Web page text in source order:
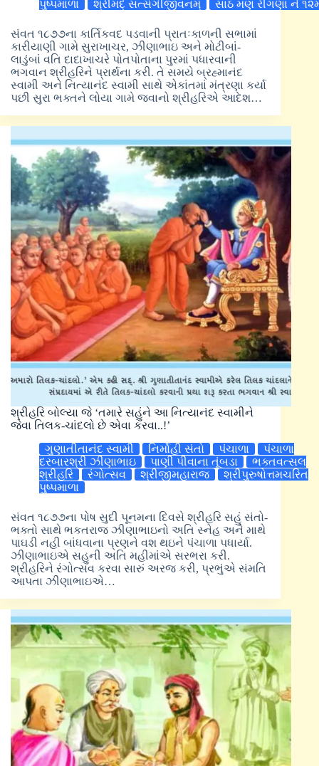
પુષ્પમાળા
શ્રીમદ્ સત્સંગીજીવનમ્ સાંઠ મણ રીંગણા ને
સંવત ૧૮૭૭ના કાર્તિકવદ પડવાની પ્રાતઃકાળની સભામાં
કારીયાણી ગામે સુરાખાચર, ઝીણાભાઇ અને મોટીબાં-
લાડુંબાં વતિ દાદાખાચરે પોતપોતાના પુરમાં પધારવાની
ભગવાન શ્રીહરિને પ્રાર્થના કરી. તે સમયે બ્રહ્માનંદ
સ્વામી અને નિત્યાનંદ સ્વામી સાથે એકાંતમાં મંત્રણા કર્યા
પછી સુરા ભક્તને લોયા ગામે જવાનો શ્રીહરિએ આદેશ…
શ્રીહરિ બોલ્યા જે ‘તમારે સહુંને આ નિત્યાનંદ સ્વામીને
જેવા તિલક-ચાંદલો છે એવા કરવા..!’
ગુણાતીતાનંદ સ્વામી
નિર્મોહી સંતો પંચાળા
પંચાળા
દરબારશ્રી ઝીણાભાઇ
પાણી પીવાના તૂંબડા
ભક્તવત્સલ
શ્રીહરિ
રંગોત્સવ શ્રીજીમહારાજ
શ્રીપુરુષોત્તમચરિત
પુષ્પમાળા
સંવત ૧૮૭૭ના પોષ સુદી પૂનમના દિવસે શ્રીહરિ સહું સંતો-
ભક્તો સાથે ભકતરાજ ઝીણાભાઇનો અતિ સ્નેહ અને માથે
પાઘડી નહી બાંધવાના પ્રણને વશ થઇને પંચાળા પધાર્યા.
ઝીણાભાઇએ સહુની અતિ મહીમાંએ સરભરા કરી.
શ્રીહરિને રંગોત્સવ કરવા સારું અરજ કરી, પ્રભુંએ સંમતિ
આપતા ઝીણાભાઇએ…